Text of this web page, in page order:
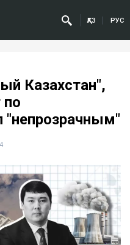
ҚАЗ РУС
Казахстан",
по
"непрозрачным"